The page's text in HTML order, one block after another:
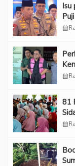
Isu
calendar_month
calendar_month
81
calendar_month